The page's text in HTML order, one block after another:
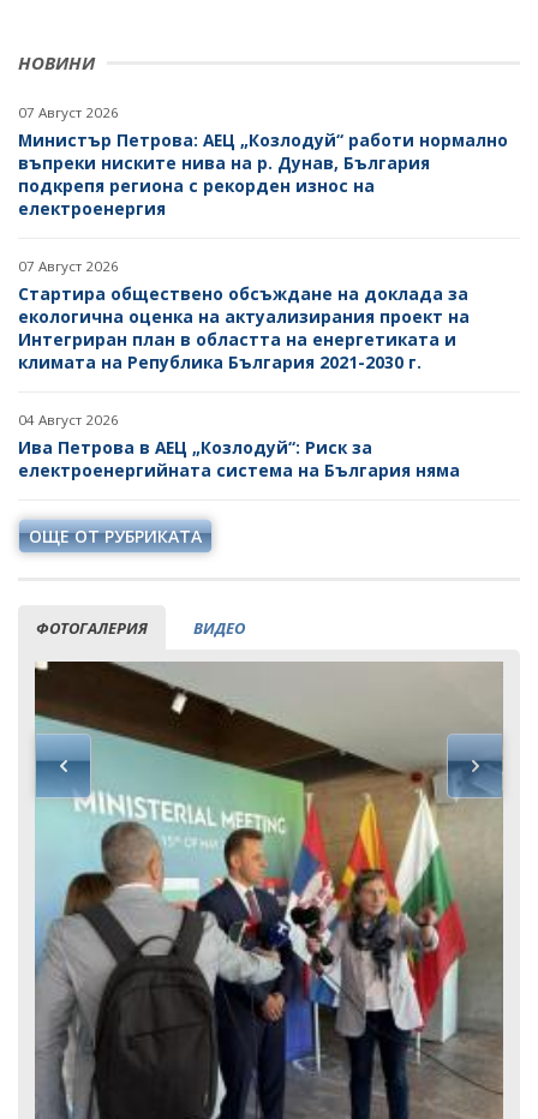
НОВИНИ
07 Август 2026
Министър Петрова: АЕЦ „Козлодуй“ работи нормално
въпреки ниските нива на р. Дунав, България
подкрепя региона с рекорден износ на
електроенергия
07 Август 2026
Стартира обществено обсъждане на доклада за
екологична оценка на актуализирания проект на
Интегриран план в областта на енергетиката и
климата на Република България 2021-2030 г.
04 Август 2026
Ива Петрова в АЕЦ „Козлодуй“: Риск за
електроенергийната система на България няма
ОЩЕ ОТ РУБРИКАТА
ФОТОГАЛЕРИЯ ВИДЕО